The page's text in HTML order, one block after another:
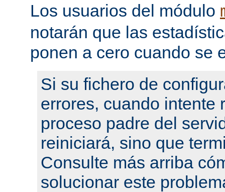
Los usuarios del módulo
notarán que las
ponen a cero cuando se
Si su fichero de
errores, cuando intente
proceso padre del
reiniciará, sino que
Consulte más arriba
solucionar este